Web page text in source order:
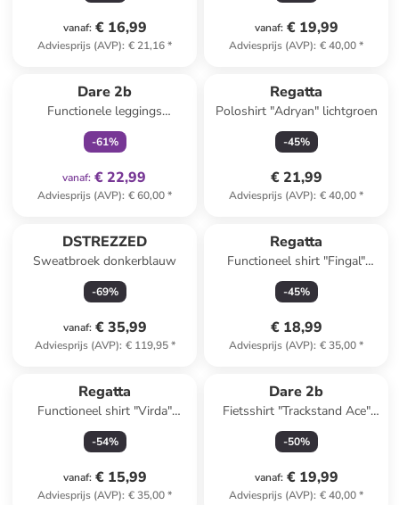
vanaf: € 16,99
Adviesprijs (AVP): € 21,16*
vanaf: € 19,99
Adviesprijs (AVP): € 40,00*
Dare 2b
Functionele leggings
"Influential II" donkerblauw
-61%
vanaf: € 22,99
Adviesprijs (AVP): € 60,00*
Regatta
Poloshirt "Adryan" lichtgroen
-45%
€ 21,99
Adviesprijs (AVP): € 40,00*
DSTREZZED
Sweatbroek donkerblauw
-69%
vanaf: € 35,99
Adviesprijs (AVP): € 119,95*
Regatta
Functioneel shirt "Fingal"
donkerblauw
-45%
€ 18,99
Adviesprijs (AVP): € 35,00*
Regatta
Functioneel shirt "Virda"
groen
-54%
vanaf: € 15,99
Adviesprijs (AVP): € 35,00*
Dare 2b
Fietsshirt "Trackstand Ace"
grijsblauw
-50%
vanaf: € 19,99
Adviesprijs (AVP): € 40,00*